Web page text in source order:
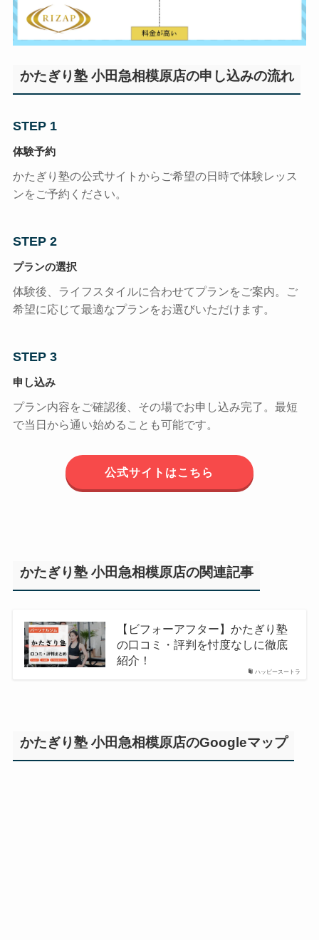
かたぎり塾 小田急相模原店の申し込みの流れ
STEP 1
体験予約
かたぎり塾の公式サイトからご希望の日時で体験レッス
ンをご予約ください。
STEP 2
プランの選択
体験後、ライフスタイルに合わせてプランをご案内。ご
希望に応じて最適なプランをお選びいただけます。
STEP 3
申し込み
プラン内容をご確認後、その場でお申し込み完了。最短
で当日から通い始めることも可能です。
公式サイトはこちら
かたぎり塾 小田急相模原店の関連記事
ハッピースートラ
【ビフォーアフター】かたぎり塾
の口コミ・評判を忖度なしに徹底
紹介！
かたぎり塾 小田急相模原店のGoogleマップ